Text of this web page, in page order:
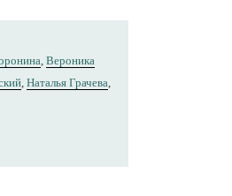
, Вероника
, Наталья Грачева,